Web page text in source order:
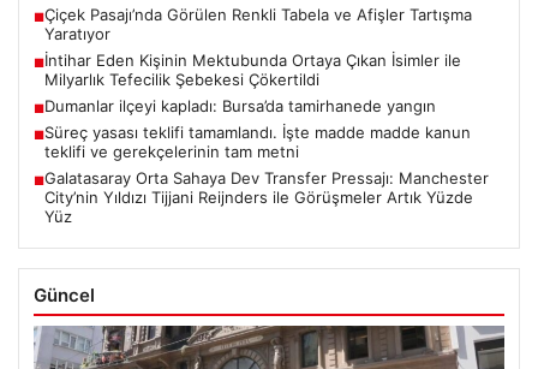
■Çiçek Pasajı’nda Görülen Renkli Tabela ve Afişler Tartışma
Yaratıyor
■İntihar Eden Kişinin Mektubunda Ortaya Çıkan İsimler ile
Milyarlık Tefecilik Şebekesi Çökertildi
■Dumanlar ilçeyi kapladı: Bursa’da tamirhanede yangın
■Süreç yasası teklifi tamamlandı. İşte madde madde kanun
teklifi ve gerekçelerinin tam metni
■Galatasaray Orta Sahaya Dev Transfer Pressajı: Manchester
City’nin Yıldızı Tijjani Reijnders ile Görüşmeler Artık Yüzde
Yüz
Güncel